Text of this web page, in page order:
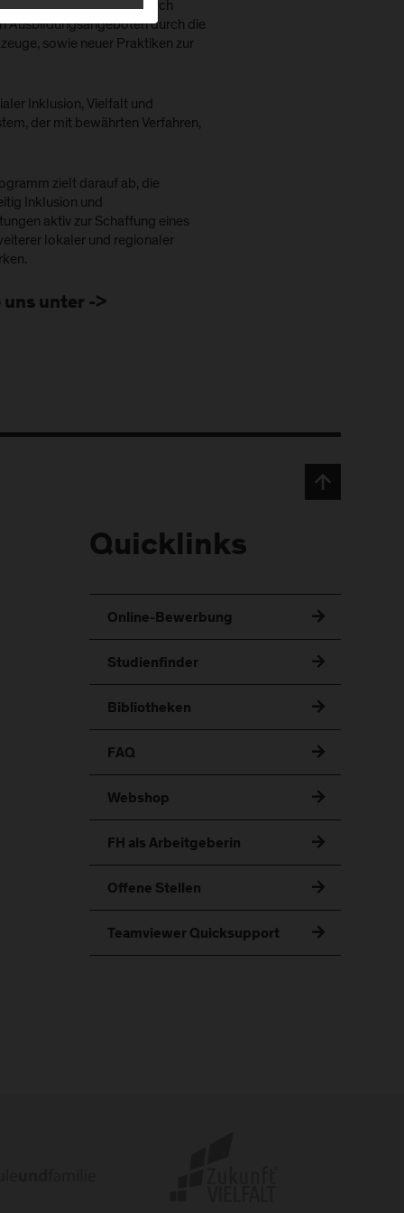
und in Unternehmen durch
Ausbildungsangeboten durch die
sowie neuer Praktiken zur
Inklusion, Vielfalt und
der mit bewährten Verfahren,
zielt darauf ab, die
Inklusion und
aktiv zur Schaffung eines
lokaler und regionaler
unter ->
Quicklinks
Online-Bewerbung
Studienfinder
Bibliotheken
FAQ
Webshop
FH als Arbeitgeberin
Offene Stellen
Teamviewer Quicksupport